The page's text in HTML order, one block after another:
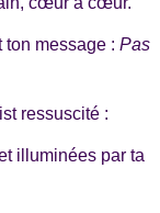
message : Pas
ressuscité :
illuminées par ta